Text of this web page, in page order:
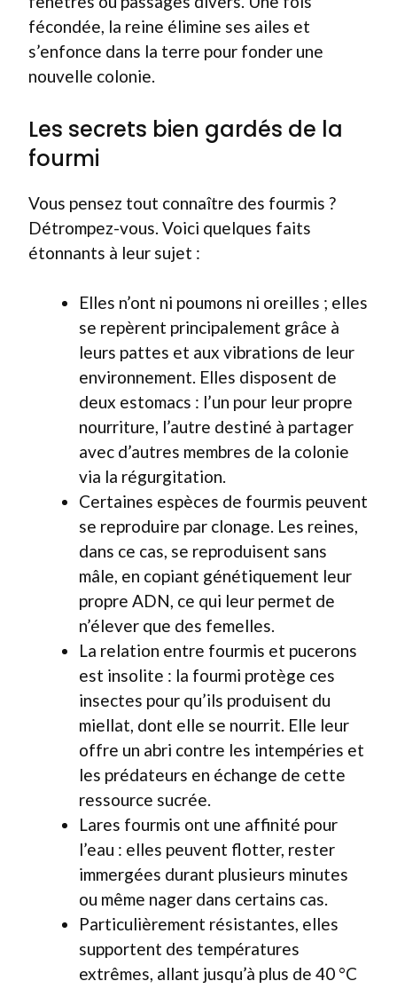
fécondée, la reine élimine ses ailes et
s’enfonce dans la terre pour fonder une
nouvelle colonie.
Les secrets bien gardés de la
fourmi
Vous pensez tout connaître des fourmis ?
Détrompez-vous. Voici quelques faits
étonnants à leur sujet :
Elles n’ont ni poumons ni oreilles ; elles
se repèrent principalement grâce à
leurs pattes et aux vibrations de leur
environnement. Elles disposent de
deux estomacs : l’un pour leur propre
nourriture, l’autre destiné à partager
avec d’autres membres de la colonie
via la régurgitation.
Certaines espèces de fourmis peuvent
se reproduire par clonage. Les reines,
dans ce cas, se reproduisent sans
mâle, en copiant génétiquement leur
propre ADN, ce qui leur permet de
n’élever que des femelles.
La relation entre fourmis et pucerons
est insolite : la fourmi protège ces
insectes pour qu’ils produisent du
miellat, dont elle se nourrit. Elle leur
offre un abri contre les intempéries et
les prédateurs en échange de cette
ressource sucrée.
Lares fourmis ont une affinité pour
l’eau : elles peuvent flotter, rester
immergées durant plusieurs minutes
ou même nager dans certains cas.
Particulièrement résistantes, elles
supportent des températures
extrêmes, allant jusqu’à plus de 40 °C